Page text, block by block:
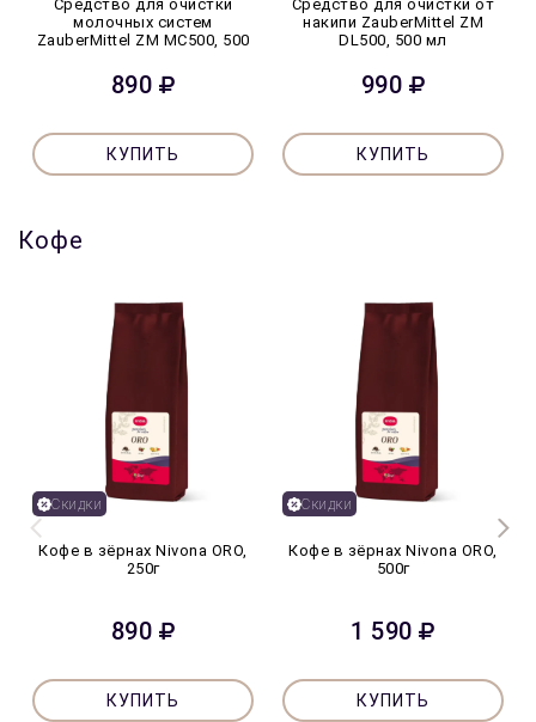
Средство для очистки
молочных систем
ZauberMittel ZM MC500, 500
890
КУПИТЬ
Средство для очистки от
накипи ZauberMittel ZM
DL500, 500 мл
990
КУПИТЬ
Кофе
Скидки
Кофе в зёрнах Nivona ORO,
250г
890
КУПИТЬ
Скидки
Кофе в зёрнах Nivona ORO,
500г
1 590
КУПИТЬ